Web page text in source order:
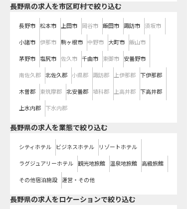
長野県の求人を市区町村で絞り込む
長野市 松本市 上田市 岡谷市 飯田市 諏訪市 須坂市
小諸市 伊那市 駒ヶ根市 中野市 大町市 飯山市
茅野市 塩尻市 佐久市 千曲市 東御市 安曇野市
南佐久郡 北佐久郡 小県郡 諏訪郡 上伊那郡 下伊那郡
木曽郡 東筑摩郡 北安曇郡 埴科郡 上高井郡 下高井郡
上水内郡 下水内郡
長野県の求人を業態で絞り込む
シティホテル ビジネスホテル リゾートホテル
ラグジュアリーホテル 観光地旅館 温泉地旅館 高級旅館
その他宿泊施設 運営・その他
長野県の求人をロケーションで絞り込む